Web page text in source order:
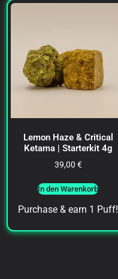
Lemon Haze & Critical
Ketama | Starterkit 4g
39,00 €
In den Warenkorb
Purchase & earn 1 Puff!